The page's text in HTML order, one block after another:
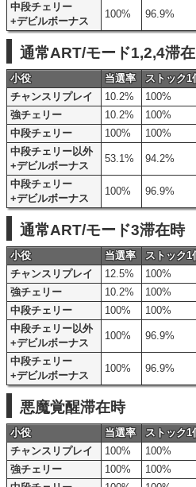
中段チェリー
+デビルボーナス
100% 96.9%
通常ART/モード1,2,4滞在
小役 当選率 ストック1
チャンスリプレイ
10.2% 100%
強チェリー
10.2% 100%
中段チェリー
100% 100%
中段チェリー以外
+デビルボーナス
53.1% 94.2%
中段チェリー
+デビルボーナス
100% 96.9%
通常ART/モード3滞在時
小役 当選率 ストック1
チャンスリプレイ
12.5% 100%
強チェリー
10.2% 100%
中段チェリー
100% 100%
中段チェリー以外
+デビルボーナス
100% 96.9%
中段チェリー
+デビルボーナス
100% 96.9%
悪魔覚醒滞在時
小役 当選率 ストック1
チャンスリプレイ
100% 100%
強チェリー
100% 100%